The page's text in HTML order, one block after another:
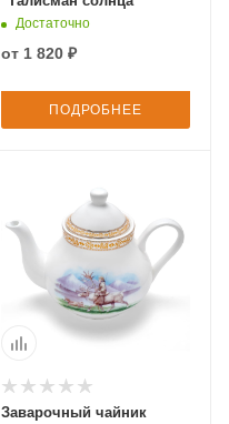
Достаточно
от 1 820 ₽
ПОДРОБНЕЕ
Заварочный чайник